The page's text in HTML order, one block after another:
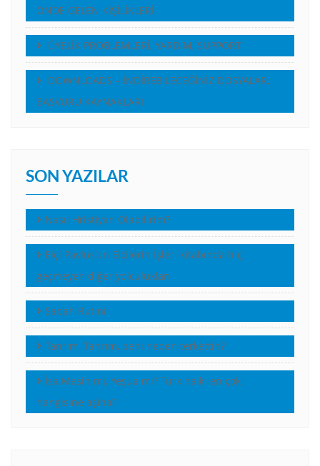
ÖNDE GELEN KİŞİLİKLERİ
ÜYELİK PROBLEMLERİ, YARDIM, SUPPORT
DOWNLOADS – İNDİREBİLECEĞİNİZ DOSYALAR,
BASVURU KAYNAKLARI
SON YAZILAR
Nasıl Hristiyan Olabilirim?
Elçi Pavlus’un Elçilerin İşleri kitabında hiç
geçmeyen diğer yolculukları
Sabah Rutini
Tanrım, Tanrım, beni neden terkettin?
İsa Mesih mi, Yeşua mı? Türk halkı en çok
hangisine aşina?